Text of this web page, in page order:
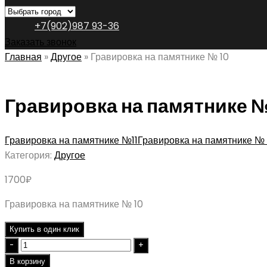
+7(902)987 93-36
Заказать звонок
Главная »Другое » Гравировка на памятнике № 10
Гравировка на памятнике
Гравировка на памятнике №11Гравировка на памятнике
Категория: Другое
1700₽
Гравировка на памятнике № 10
Купить в один клик
Quantity
В корзину